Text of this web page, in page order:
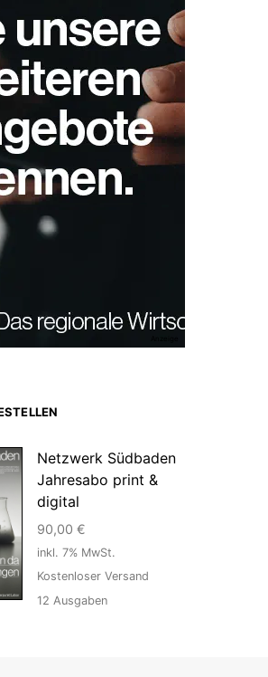
Netzwerk Südbaden
Jahresabo print &
digital
90,00 €
inkl. 7% MwSt.
Kostenloser Versand
12 Ausgaben